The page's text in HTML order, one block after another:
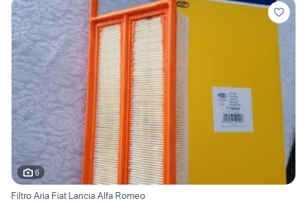
6
Filtro Aria Fiat Lancia Alfa Romeo